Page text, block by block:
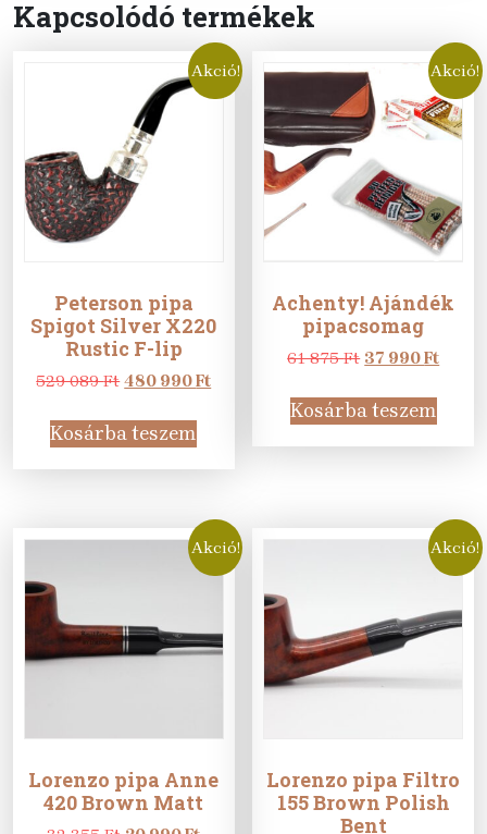
Kapcsolódó termékek
Akció!
Peterson pipa
Spigot Silver X220
Rustic F-lip
529 089Ft Original
was:
529
089 Ft.
480 990FtCurrent
990 Ft.
Kosárba teszem
Akció!
Achenty! Ajándék
pipacsomag
61 875Ft Original
was:
61
875 Ft.
37 990Ft
990
Kosárba teszem
Akció!
Lorenzo pipa Anne
420 Brown Matt
Akció!
Lorenzo pipa Filtro
155 Brown Polish
Bent